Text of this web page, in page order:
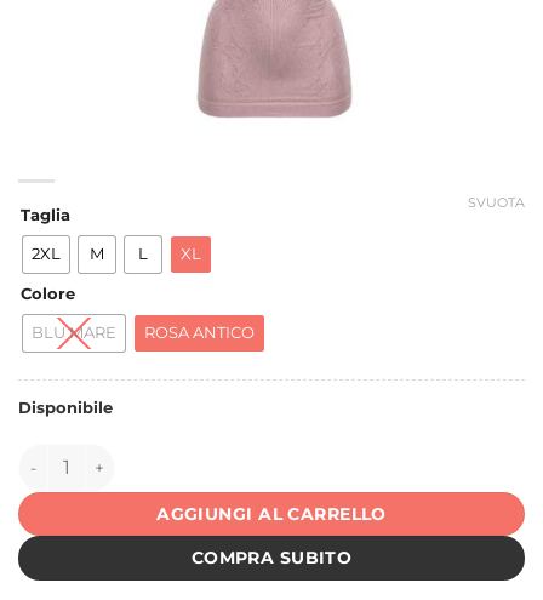
Taglia
2XL M L XL
Colore
BLU MARE ROSA ANTICO
SVUOTA
Disponibile
149967 quantità
AGGIUNGI AL CARRELLO
COMPRA SUBITO